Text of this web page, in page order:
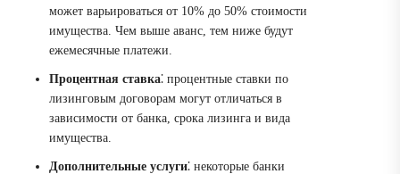
может варьироваться от 10% до 50% стоимости
имущества. Чем выше аванс, тем ниже будут
ежемесячные платежи.
Процентная ставка⁚ процентные ставки по
лизинговым договорам могут отличаться в
зависимости от банка, срока лизинга и вида
имущества.
Дополнительные услуги⁚ некоторые банки